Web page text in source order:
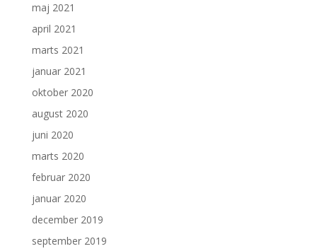
maj 2021
april 2021
marts 2021
januar 2021
oktober 2020
august 2020
juni 2020
marts 2020
februar 2020
januar 2020
december 2019
september 2019